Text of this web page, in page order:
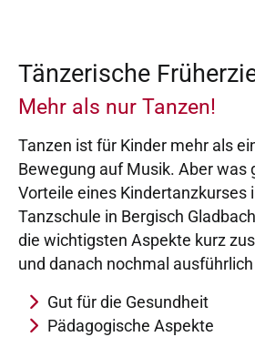
Tänzerische
Mehr als nur Tanzen!
Tanzen ist für Kinder mehr als
Bewegung auf Musik. Aber was
Vorteile eines Kindertanzkurses
Tanzschule in Bergisch
die wichtigsten Aspekte kurz
und danach nochmal
Gut für die Gesundheit
Pädagogische Aspekte